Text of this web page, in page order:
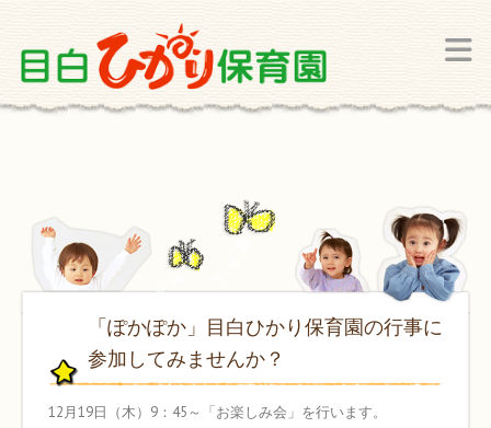
「ぽかぽか」目白ひかり保育園の行事に
参加してみませんか？
12月19日（木）9：45～「お楽しみ会」を行います。